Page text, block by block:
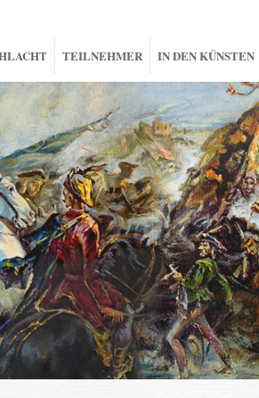
TEILNEHMER IN DEN KÜNSTEN